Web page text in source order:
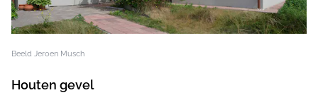
Beeld Jeroen Musch
Houten gevel